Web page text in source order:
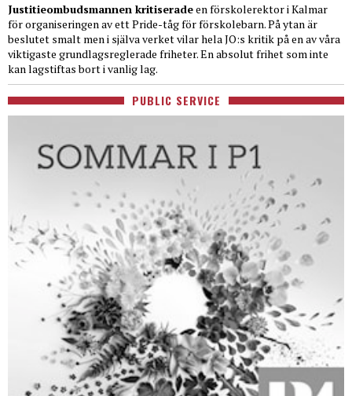
Justitieombudsmannen kritiseradeen förskolerektor i Kalmar
för organiseringen av ett Pride-tåg för förskolebarn. På ytan är
beslutet smalt men i själva verket vilar hela JO:s kritik på en av våra
viktigaste grundlagsreglerade friheter. En absolut frihet som inte
kan lagstiftas bort i vanlig lag.
PUBLIC SERVICE